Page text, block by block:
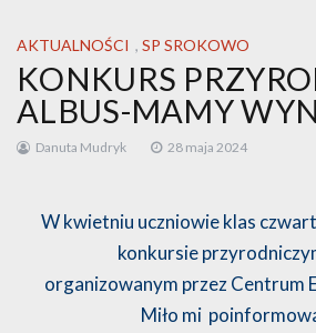
AKTUALNOŚCI , SP SROKOWO
KONKURS
ALBUS-MAMY
Danuta Mudryk 28 maja 2024
W kwietniu uczniowie klas
konkursie
organizowanym przez Centrum
Miło mi